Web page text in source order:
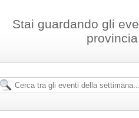
Stai guardando gli